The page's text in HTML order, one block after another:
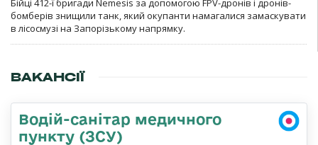
Бійці 412-ї бригади Nemesis за допомогою FPV-дронів і дронів-
бомберів знищили танк, який окупанти намагалися замаскувати
в лісосмузі на Запорізькому напрямку.
ВАКАНСІЇ
Водій-санітар медичного
пункту (ЗСУ)